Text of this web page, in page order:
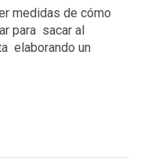
medidas de cómo
para sacar al
elaborando un